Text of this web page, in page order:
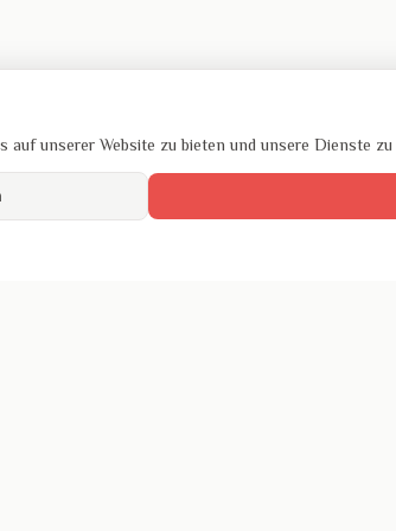
unserer Website zu bieten und unsere Dienste zu